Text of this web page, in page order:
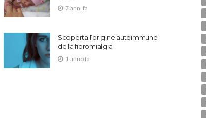
7 anni fa
Scoperta l’origine autoimmune
della fibromialgia
1 anno fa